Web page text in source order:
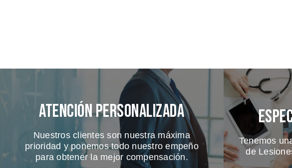
Atención Personalizada
Nuestros clientes son nuestra máxima
prioridad y ponemos todo nuestro empeño
para obtener la mejor compensación.
Tenemos
de